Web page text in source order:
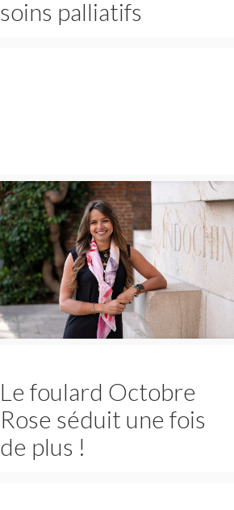
soins palliatifs
Le foulard Octobre
Rose séduit une fois
de plus !